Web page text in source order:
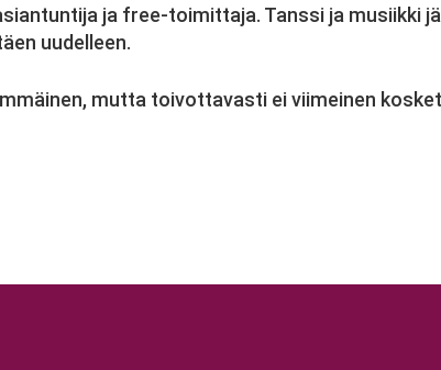
ja free-toimittaja. Tanssi ja musiikki
uudelleen.
mutta toivottavasti ei viimeinen